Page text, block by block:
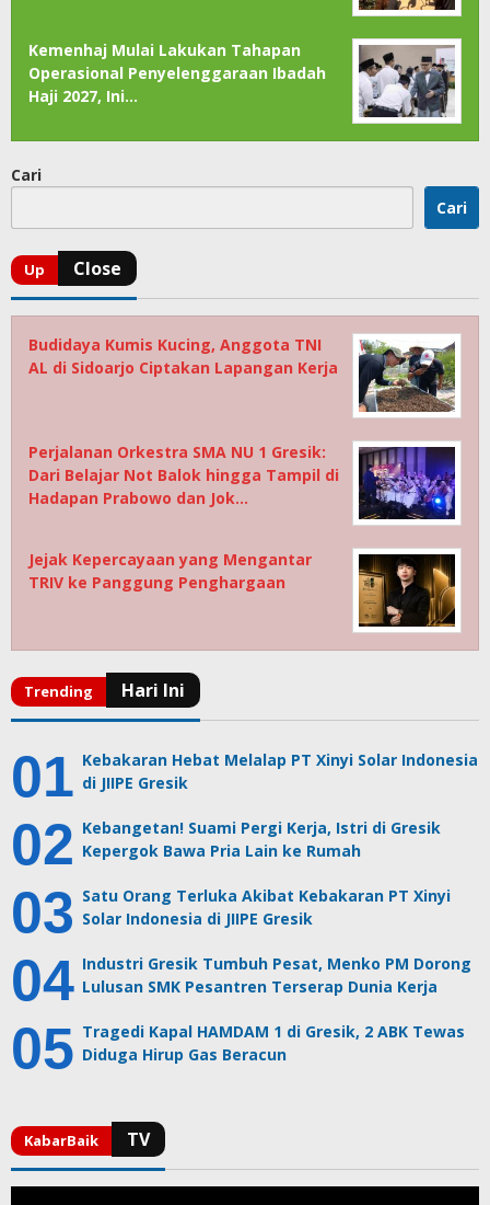
Kemenhaj Mulai Lakukan Tahapan
Operasional Penyelenggaraan Ibadah
Haji 2027, Ini…
Cari
Cari
Budidaya Kumis Kucing, Anggota TNI
AL di Sidoarjo Ciptakan Lapangan Kerja
Perjalanan Orkestra SMA NU 1 Gresik:
Dari Belajar Not Balok hingga Tampil di
Hadapan Prabowo dan Jok…
Jejak Kepercayaan yang Mengantar
TRIV ke Panggung Penghargaan
Kebakaran Hebat Melalap PT Xinyi Solar Indonesia
di JIIPE Gresik
Kebangetan! Suami Pergi Kerja, Istri di Gresik
Kepergok Bawa Pria Lain ke Rumah
Satu Orang Terluka Akibat Kebakaran PT Xinyi
Solar Indonesia di JIIPE Gresik
Industri Gresik Tumbuh Pesat, Menko PM Dorong
Lulusan SMK Pesantren Terserap Dunia Kerja
Tragedi Kapal HAMDAM 1 di Gresik, 2 ABK Tewas
Diduga Hirup Gas Beracun